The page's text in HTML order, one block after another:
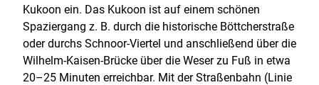
Kukoon ein. Das Kukoon ist auf einem schönen
Spaziergang z. B. durch die historische Böttcherstraße
oder durchs Schnoor-Viertel und anschließend über die
Wilhelm-Kaisen-Brücke über die Weser zu Fuß in etwa
20–25 Minuten erreichbar. Mit der Straßenbahn (Linie